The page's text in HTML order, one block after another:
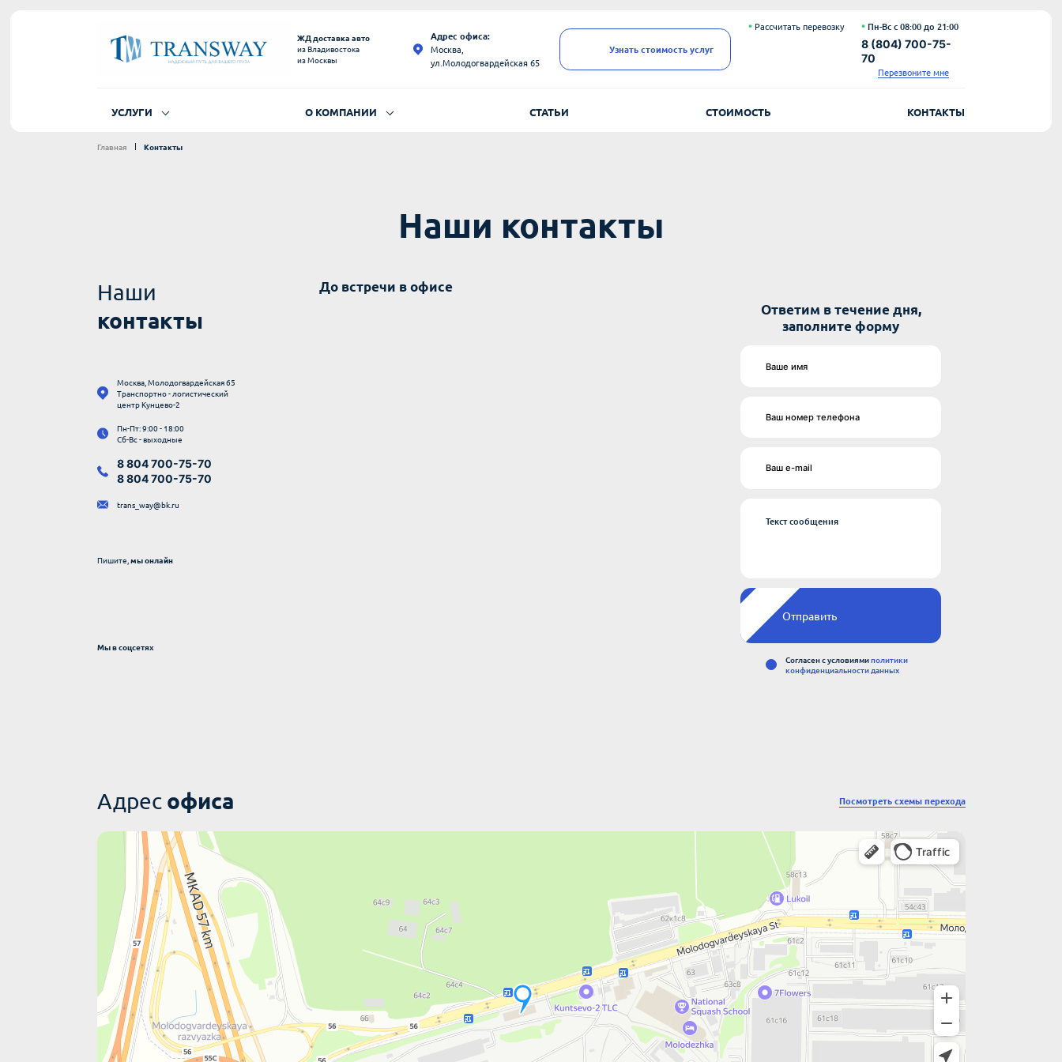
ЖД доставка авто
из Владивостока
из Москвы
Адрес офиса:
Москва,
ул.Молодогвардейская 65
Узнать стоимость услуг
Рассчитать перевозку
Пн-Вс с 08:00 до 21:00
8 (804) 700-75-
70
Перезвоните мне
УСЛУГИ О КОМПАНИИ СТАТЬИ СТОИМОСТЬ КОНТАКТЫ
Главная Контакты
Наши контакты
Наши
контакты
Москва, Молодогвардейская 65
Транспортно - логистический
центр Кунцево-2
Пн-Пт: 9:00 - 18:00
Сб-Вс - выходные
8 804 700-75-70
8 804 700-75-70
trans_way@bk.ru
Пишите, мы онлайн
Мы в соцсетях
До встречи в офисе
Ответим в течение дня,
заполните форму
Отправить
Cогласен с условиямиполитики
конфиденциальности данных
Адрес офиса Посмотреть схемы перехода